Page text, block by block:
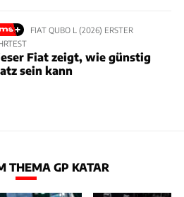
FIAT QUBO L (2026) ERSTER
Fiat zeigt, wie günstig
sein kann
THEMA GP KATAR